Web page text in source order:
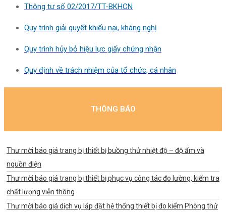
Thông tư số 02/2017/TT-BKHCN
Quy trình giải quyết khiếu nại, kháng nghị
Quy trình hủy bỏ hiệu lực giấy chứng nhận
Quy định về trách nhiệm của tổ chức, cá nhân
THÔNG BÁO
Thư mời báo giá trang bị thiết bị buồng thử nhiệt độ – độ ẩm và
nguồn điện
Thư mời báo giá trang bị thiết bị phục vụ công tác đo lường, kiểm tra
chất lượng viễn thông
Thư mời báo giá dịch vụ lắp đặt hệ thống thiết bị đo kiểm Phòng thử